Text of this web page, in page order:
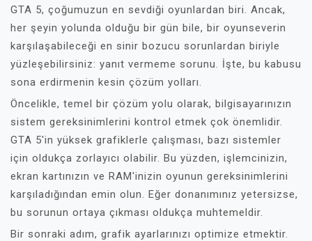
GTA 5, çoğumuzun en sevdiği oyunlardan biri. Ancak,
her şeyin yolunda olduğu bir gün bile, bir oyunseverin
karşılaşabileceği en sinir bozucu sorunlardan biriyle
yüzleşebilirsiniz: yanıt vermeme sorunu. İşte, bu kabusu
sona erdirmenin kesin çözüm yolları.
Öncelikle, temel bir çözüm yolu olarak, bilgisayarınızın
sistem gereksinimlerini kontrol etmek çok önemlidir.
GTA 5'in yüksek grafiklerle çalışması, bazı sistemler
için oldukça zorlayıcı olabilir. Bu yüzden, işlemcinizin,
ekran kartınızın ve RAM'inizin oyunun gereksinimlerini
karşıladığından emin olun. Eğer donanımınız yetersizse,
bu sorunun ortaya çıkması oldukça muhtemeldir.
Bir sonraki adım, grafik ayarlarınızı optimize etmektir.